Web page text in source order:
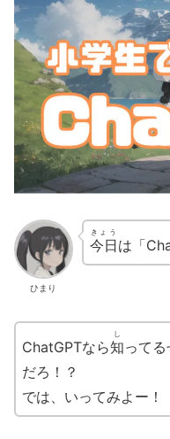
ひまり
今日
きょう
は「
ChatGPTなら知
し
って
だろ！？
では、いってみよー！